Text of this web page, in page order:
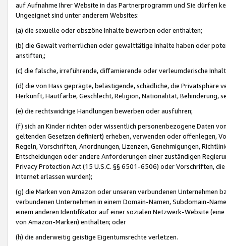
auf Aufnahme Ihrer Website in das Partnerprogramm und Sie dürfen
Ungeeignet sind unter anderem Websites:
(a) die sexuelle oder obszöne Inhalte bewerben oder enthalten;
(b) die Gewalt verherrlichen oder gewalttätige Inhalte haben oder
anstiften,;
(c) die falsche, irreführende, diffamierende oder verleumderische
(d) die von Hass geprägte, belästigende, schädliche, die Privatsphäre
Herkunft, Hautfarbe, Geschlecht, Religion, Nationalität, Behinderung,
(e) die rechtswidrige Handlungen bewerben oder ausführen;
(f) sich an Kinder richten oder wissentlich personenbezogene Daten
geltenden Gesetzen definiert) erheben, verwenden oder offenlegen,
Regeln, Vorschriften, Anordnungen, Lizenzen, Genehmigungen,
Entscheidungen oder andere Anforderungen einer zuständigen
Privacy Protection Act (15 U.S.C. §§ 6501-6506) oder Vorschriften,
Internet erlassen wurden);
(g) die Marken von Amazon oder unseren verbundenen Unternehmen
verbundenen Unternehmen in einem Domain-Namen, Subdomain-
einem anderen Identifikator auf einer sozialen Netzwerk-Website
von Amazon-Marken) enthalten; oder
(h) die anderweitig geistige Eigentumsrechte verletzen.